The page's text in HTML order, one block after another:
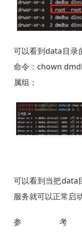
可以看到data目
命令：chown
属组：
可以看到当把data
服务就可以正常启动
参